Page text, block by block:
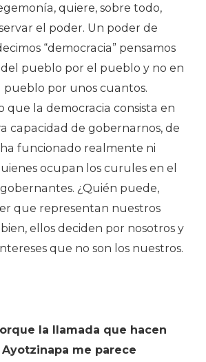
quiere, sobre todo,
el poder. Un poder de
“democracia” pensamos
pueblo por el pueblo y no en
pueblo por unos cuantos.
que la democracia consista en
capacidad de gobernarnos, de
funcionado realmente ni
ocupan los curules en el
¿Quién puede,
que representan nuestros
ellos deciden por nosotros y
que no son los nuestros.
la llamada que hacen
me parece